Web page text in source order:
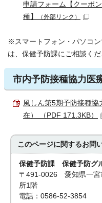
申請フォーム【クーポ
種】
（外部リンク）
※スマートフォン・パソコ
は、保健予防課にご相談くだ
市内予防接種協力医
風しん第5期予防接種
在） （PDF 171.3KB）
このページに関するお問
保健予防課 保健予防グ
〒491-0026 愛知県一
所1階
電話：0586-52-3854